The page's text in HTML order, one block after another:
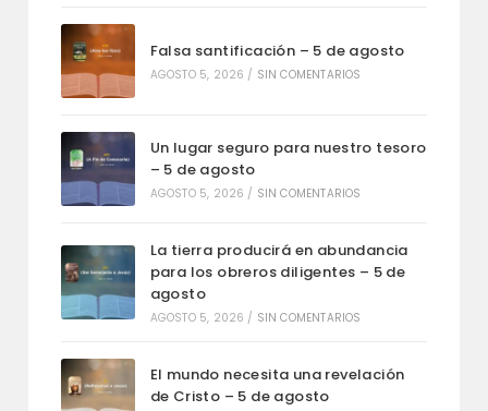
Falsa santificación – 5 de agosto
AGOSTO 5, 2026 / SIN COMENTARIOS
Un lugar seguro para nuestro tesoro
– 5 de agosto
AGOSTO 5, 2026 / SIN COMENTARIOS
La tierra producirá en abundancia
para los obreros diligentes – 5 de
agosto
AGOSTO 5, 2026 / SIN COMENTARIOS
El mundo necesita una revelación
de Cristo – 5 de agosto